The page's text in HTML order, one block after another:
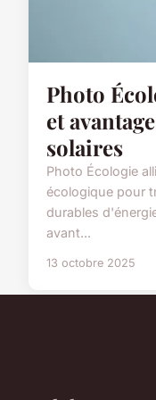
Photo
et
solaires
Photo Écologie
écologique pour
durables
avant...
13 octobre 2025